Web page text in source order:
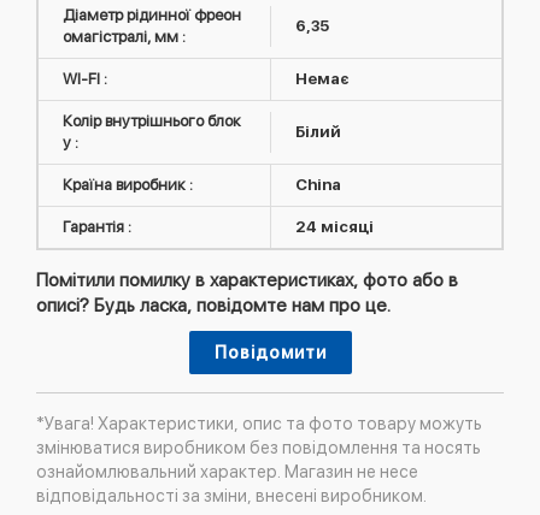
Діаметр рідинної фреон
омагістралі, мм :
6,35
WI-FI : Немає
Колір внутрішнього блок
у :
Білий
Країна виробник : China
Гарантія : 24 місяці
Помітили помилку в характеристиках, фото або в
описі? Будь ласка, повідомте нам про це.
Повідомити
*Увага! Характеристики, опис та фото товару можуть
змінюватися виробником без повідомлення та носять
ознайомлювальний характер. Магазин не несе
відповідальності за зміни, внесені виробником.